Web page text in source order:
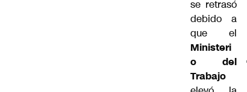
se retrasó
debido a
que el
Ministeri
o del
Trabajo